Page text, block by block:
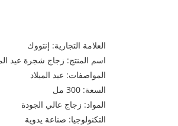
العلامة التجارية: إنتووك
اسم المنتج: زجاج شجرة عيد
المواصفات: عيد الميلاد
السعة: 300 مل
المواد: زجاج عالي الجودة
التكنولوجيا: صناعة يدوية